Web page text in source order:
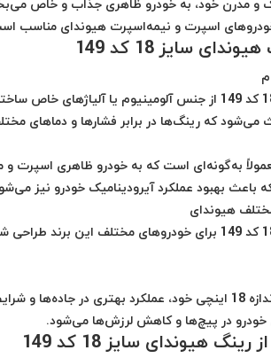
اسپرت و نیمه‌اسپرت هیوندای مناسب است
سایز 18 کد 149
رینگ هیوندای سایز 18 کد 149 از جنس آلومینیوم یا
که رینگ‌ها در برابر فشارها و دماهای
به‌گونه‌ای است که به خودرو ظاهری اسپرت
باعث بهبود عملکرد آیرودینامیک خودرو نیز
هیوندای
رینگ هیوندای سایز 18 کد 149 برای خودروهای
این رینگ‌ها به‌خاطر اندازه 18 اینچی خود، عملکرد
خودرو در پیچ‌ها و کاهش لرزش‌ها می‌شود.
هیوندای سایز 18 کد 149